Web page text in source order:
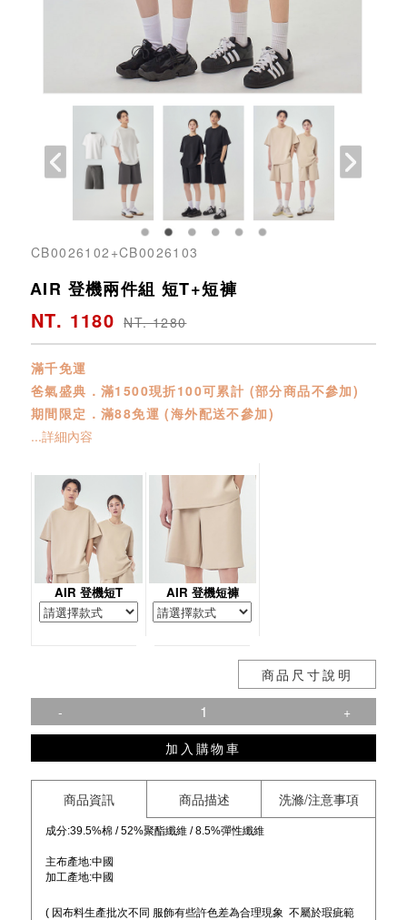
CB0026102+CB0026103
AIR 登機兩件組 短T+短褲
NT. 1180 NT. 1280
滿千免運
爸氣盛典．滿1500現折100可累計 (部分商品不參加)
期間限定．滿88免運 (海外配送不參加)
...詳細內容
AIR 登機短T AIR 登機短褲
商品尺寸說明
-
+
加入購物車
商品資訊 商品描述 洗滌/注意事項
成分:39.5%棉 / 52%聚酯纖維 / 8.5%彈性纖維
主布產地:中國
加工產地:中國
( 因布料生產批次不同 服飾有些許色差為合理現象 不屬於瑕疵範